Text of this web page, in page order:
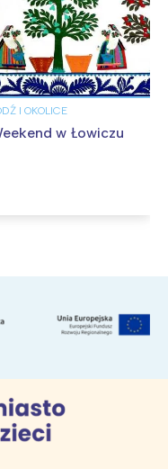
I OKOLICE
w Łowiczu